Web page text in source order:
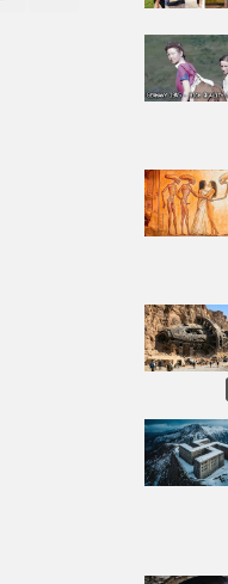
27.
28.
29.
31.
32.